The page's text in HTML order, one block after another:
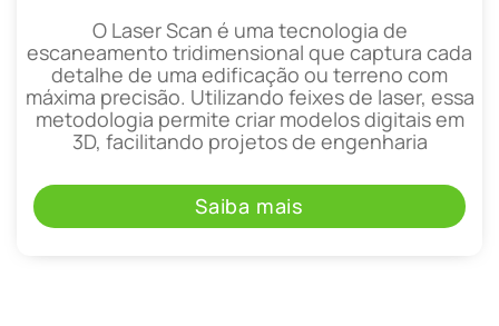
O Laser Scan é uma tecnologia de
escaneamento tridimensional que captura cada
detalhe de uma edificação ou terreno com
máxima precisão. Utilizando feixes de laser, essa
metodologia permite criar modelos digitais em
3D, facilitando projetos de engenharia
Saiba mais